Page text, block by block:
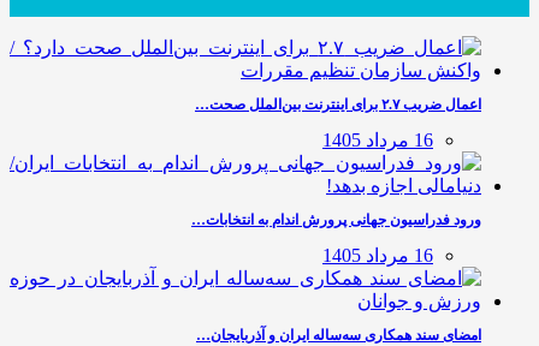
اعمال ضریب ۲.۷ برای اینترنت بین‌الملل صحت…
16 مرداد 1405
ورود فدراسیون جهانی پرورش اندام به انتخابات…
16 مرداد 1405
امضای سند همکاری سه‌ساله ایران و آذربایجان…